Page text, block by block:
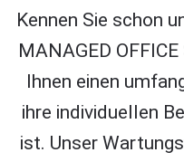
Kennen Sie schon
MANAGED
Ihnen einen
ihre individuellen
ist. Unser